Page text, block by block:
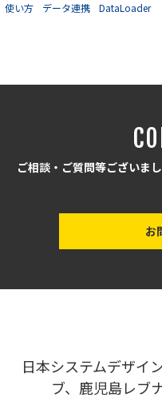
使い方
データ連携 DataLoader
ご相談・ご質問等ございま
お
日本システムデザイ
ブ、鹿児島レブ